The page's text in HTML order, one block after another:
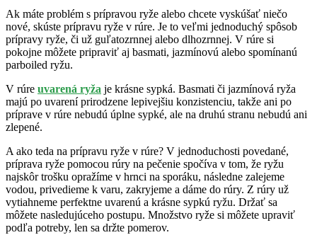
Ak máte problém s prípravou ryže alebo chcete vyskúšať niečo
nové, skúste prípravu ryže v rúre. Je to veľmi jednoduchý spôsob
prípravy ryže, či už guľatozrnnej alebo dlhozrnnej. V rúre si
pokojne môžete pripraviť aj basmati, jazmínovú alebo spomínanú
parboiled ryžu.
V rúre uvarená ryža je krásne sypká. Basmati či jazmínová ryža
majú po uvarení prirodzene lepivejšiu konzistenciu, takže ani po
príprave v rúre nebudú úplne sypké, ale na druhú stranu nebudú ani
zlepené.
A ako teda na prípravu ryže v rúre? V jednoduchosti povedané,
príprava ryže pomocou rúry na pečenie spočíva v tom, že ryžu
najskôr trošku opražíme v hrnci na sporáku, následne zalejeme
vodou, privedieme k varu, zakryjeme a dáme do rúry. Z rúry už
vytiahneme perfektne uvarenú a krásne sypkú ryžu. Držať sa
môžete nasledujúceho postupu. Množstvo ryže si môžete upraviť
podľa potreby, len sa držte pomerov.